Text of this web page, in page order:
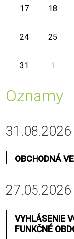
17 18
24 25
31 1
Oznamy
31.08.2026
OBCHODNÁ
27.05.2026
VYHLÁSENIE
FUNKČNÉ